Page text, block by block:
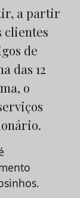
a partir
clientes
de
das 12
o